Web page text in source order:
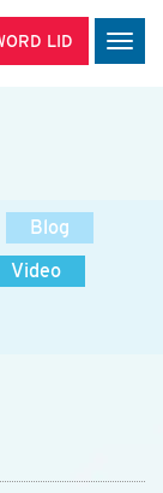
LID
Blog
Video